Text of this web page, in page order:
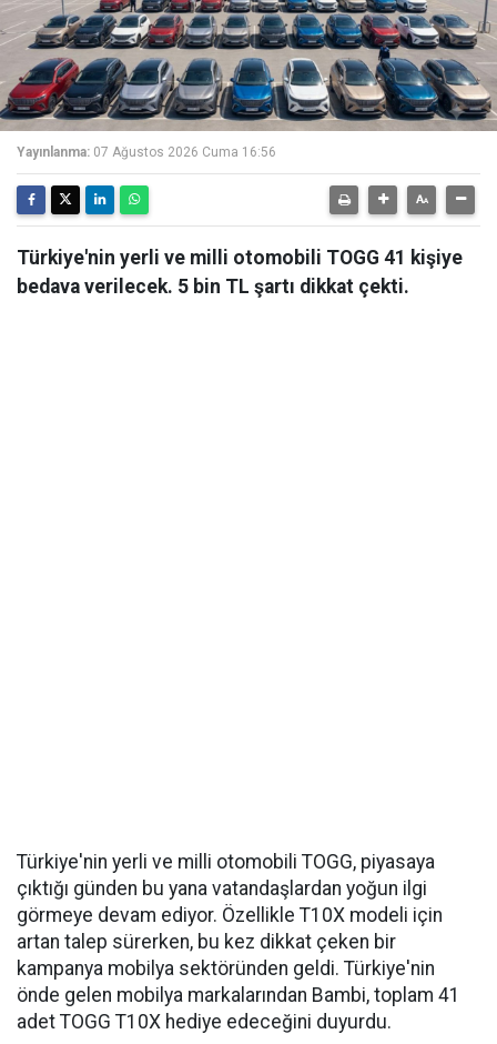
Yayınlanma: 07 Ağustos 2026 Cuma 16:56
Türkiye'nin yerli ve milli otomobili TOGG 41 kişiye
bedava verilecek. 5 bin TL şartı dikkat çekti.
Türkiye'nin yerli ve milli otomobili TOGG, piyasaya
çıktığı günden bu yana vatandaşlardan yoğun ilgi
görmeye devam ediyor. Özellikle T10X modeli için
artan talep sürerken, bu kez dikkat çeken bir
kampanya mobilya sektöründen geldi. Türkiye'nin
önde gelen mobilya markalarından Bambi, toplam 41
adet TOGG T10X hediye edeceğini duyurdu.